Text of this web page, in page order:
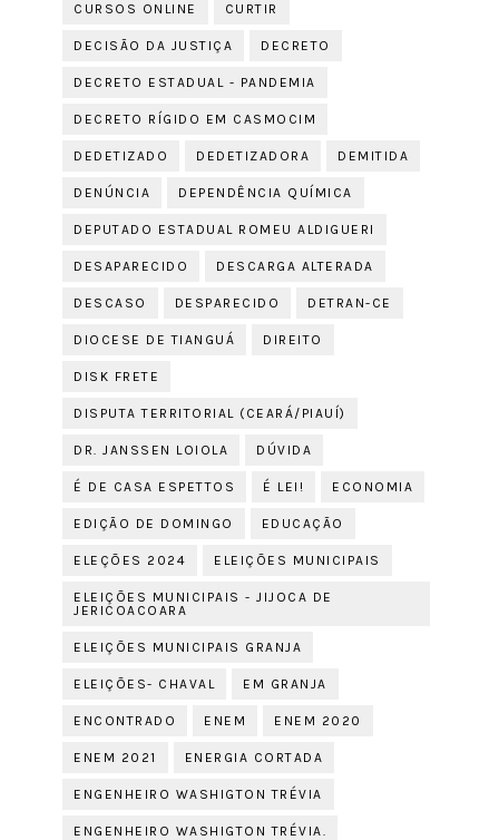
CURSOS ONLINE CURTIR
DECISÃO DA JUSTIÇA DECRETO
DECRETO ESTADUAL - PANDEMIA
DECRETO RÍGIDO EM CASMOCIM
DEDETIZADO DEDETIZADORA DEMITIDA
DENÚNCIA DEPENDÊNCIA QUÍMICA
DEPUTADO ESTADUAL ROMEU ALDIGUERI
DESAPARECIDO DESCARGA ALTERADA
DESCASO DESPARECIDO DETRAN-CE
DIOCESE DE TIANGUÁ DIREITO
DISK FRETE
DISPUTA TERRITORIAL (CEARÁ/PIAUÍ)
DR. JANSSEN LOIOLA DÚVIDA
É DE CASA ESPETTOS É LEI! ECONOMIA
EDIÇÃO DE DOMINGO EDUCAÇÃO
ELEÇÕES 2024 ELEIÇÕES MUNICIPAIS
ELEIÇÕES MUNICIPAIS - JIJOCA DE
JERICOACOARA
ELEIÇÕES MUNICIPAIS GRANJA
ELEIÇÕES- CHAVAL EM GRANJA
ENCONTRADO ENEM ENEM 2020
ENEM 2021 ENERGIA CORTADA
ENGENHEIRO WASHIGTON TRÉVIA
ENGENHEIRO WASHIGTON TRÉVIA.